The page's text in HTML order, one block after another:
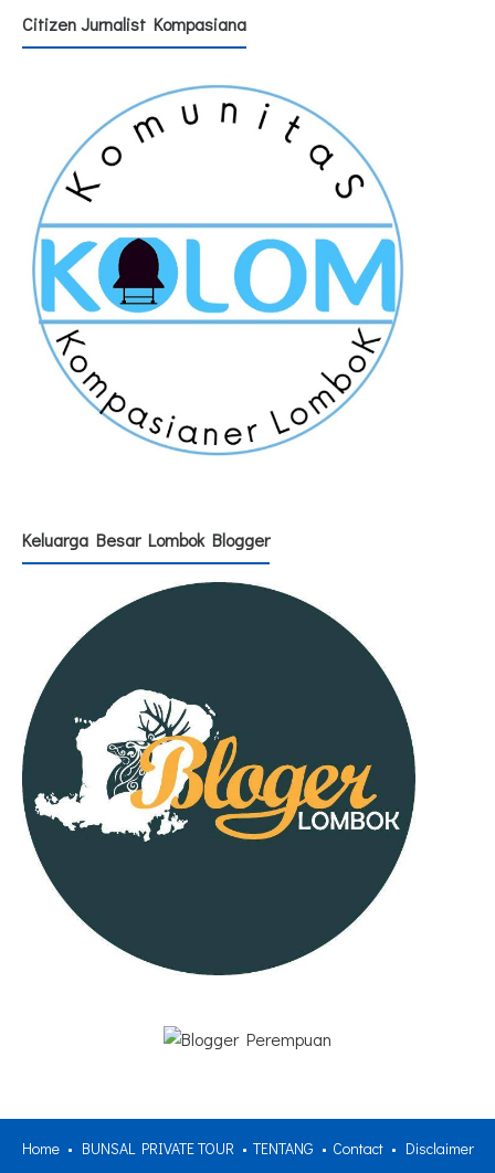
Citizen Jurnalist Kompasiana
Keluarga Besar Lombok Blogger
Home BUNSAL PRIVATE TOUR TENTANG Contact Disclaimer